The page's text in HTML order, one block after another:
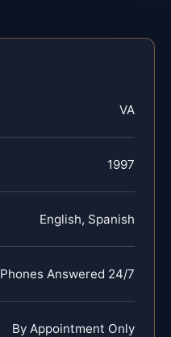
VA
1997
English, Spanish
Phones Answered 24/7
By Appointment Only